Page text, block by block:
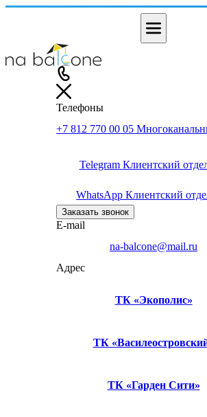
Телефоны
+7 812 770 00 05
Telegram Клиентский
WhatsApp Клиентский
Заказать звонок
E-mail
na-balcone@mail.ru
Адрес
ТК «Экополис»
ТК
ТК «Гарден Сити»